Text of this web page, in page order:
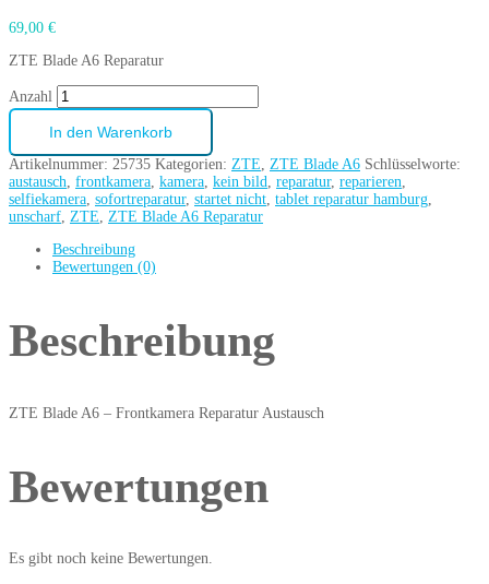
69,00 €
ZTE Blade A6 Reparatur
Anzahl
In den Warenkorb
Artikelnummer: 25735 Kategorien: ZTE, ZTE Blade A6 Schlüsselworte:
austausch, frontkamera, kamera, kein bild, reparatur, reparieren,
selfiekamera, sofortreparatur, startet nicht, tablet reparatur hamburg,
unscharf, ZTE, ZTE Blade A6 Reparatur
Beschreibung
Bewertungen (0)
Beschreibung
ZTE Blade A6 – Frontkamera Reparatur Austausch
Bewertungen
Es gibt noch keine Bewertungen.